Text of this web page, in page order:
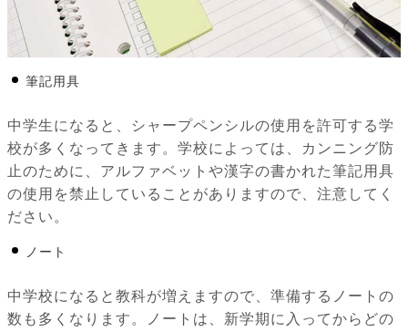
筆記用具
中学生になると、シャープペンシルの使用を許可する学
校が多くなってきます。学校によっては、カンニング防
止のために、アルファベットや漢字の書かれた筆記用具
の使用を禁止していることがありますので、注意してく
ださい。
ノート
中学校になると教科が増えますので、準備するノートの
数も多くなります。ノートは、新学期に入ってからどの